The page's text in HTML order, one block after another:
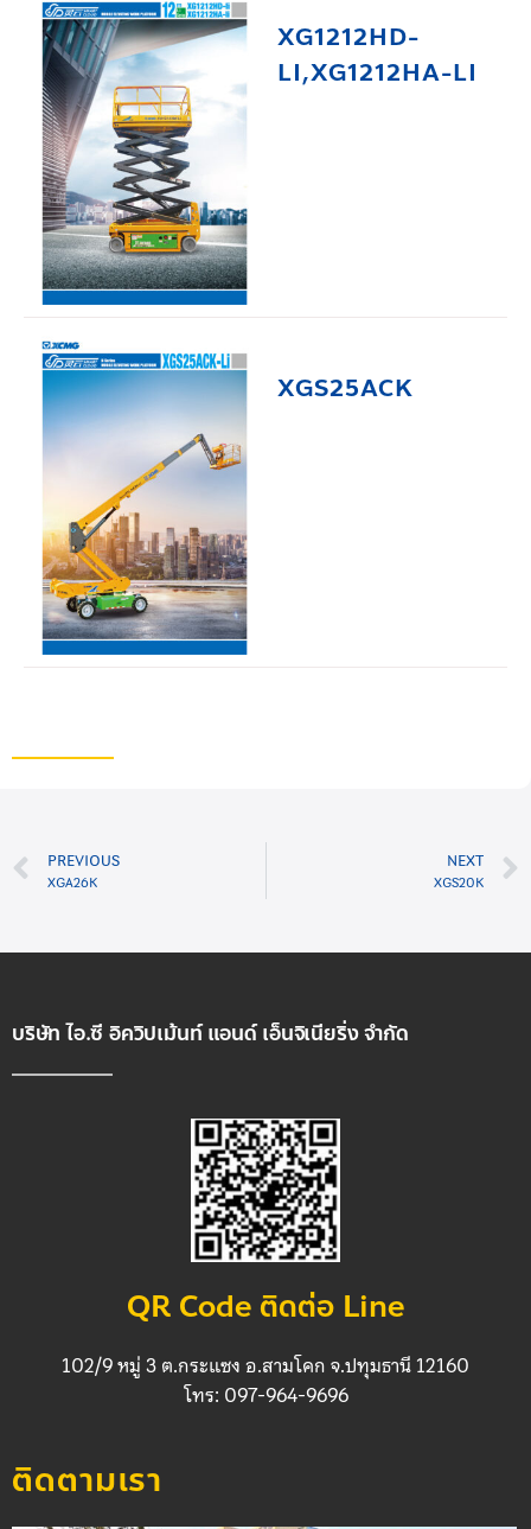
XG1212HD-
LI,XG1212HA-LI
XGS25ACK
PREVIOUS
XGA26K
NEXT
XGS20K
บริษัท ไอ.ซี อิควิปเม้นท์ แอนด์ เอ็นจิเนียริ่ง จำกัด
QR Code ติดต่อ Line
102/9 หมู่ 3 ต.กระแซง อ.สามโคก จ.ปทุมธานี 12160
โทร: 097-964-9696
ติดตามเรา